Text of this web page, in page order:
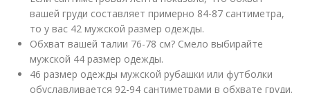
вашей груди составляет примерно 84-87 сантиметра,
то у вас 42 мужской размер одежды.
Обхват вашей талии 76-78 см? Смело выбирайте
мужской 44 размер одежды.
46 размер одежды мужской рубашки или футболки
обуславливается 92-94 сантиметрами в обхвате груди.